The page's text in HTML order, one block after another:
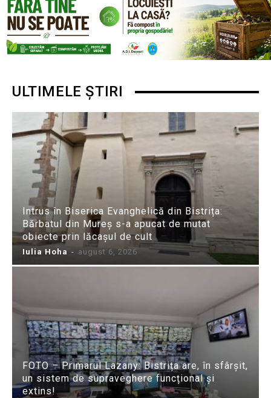
ULTIMELE ȘTIRI
Intrus în Biserica Evanghelică din Bistrița:
Bărbatul din Mureș s-a apucat de mutat
obiecte prin lăcașul de cult
Iulia Hoha - august 6, 2026
FOTO – Primarul Lazany: Bistrița are, în sfârșit,
un sistem de supraveghere funcțional și
extins!